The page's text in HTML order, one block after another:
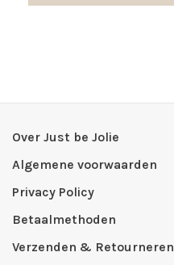
Over Just be Jolie
Algemene voorwaarden
Privacy Policy
Betaalmethoden
Verzenden & Retourneren